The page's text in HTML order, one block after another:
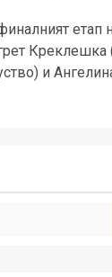
етап
Креклешка
и